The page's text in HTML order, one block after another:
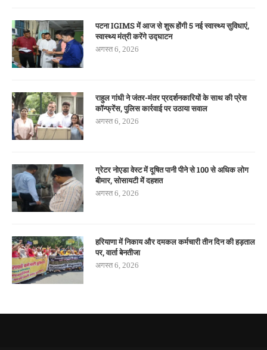
पटना IGIMS में आज से शुरू होंगी 5 नई स्वास्थ्य सुविधाएं,
स्वास्थ्य मंत्री करेंगे उद्घाटन
अगस्त 6, 2026
राहुल गांधी ने जंतर-मंतर प्रदर्शनकारियों के साथ की प्रेस
कॉन्फ्रेंस, पुलिस कार्रवाई पर उठाया सवाल
अगस्त 6, 2026
ग्रेटर नोएडा वेस्ट में दूषित पानी पीने से 100 से अधिक लोग
बीमार, सोसायटी में दहशत
अगस्त 6, 2026
हरियाणा में निकाय और दमकल कर्मचारी तीन दिन की हड़ताल
पर, वार्ता बेनतीजा
अगस्त 6, 2026